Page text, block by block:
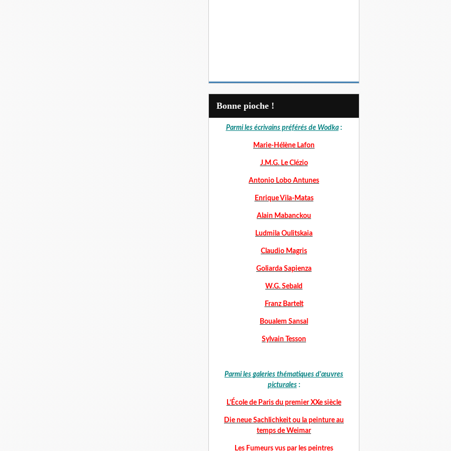
Bonne pioche !
Parmi les écrivains préférés de Wodka:
Marie-Hélène Lafon
J.M.G. Le Clézio
Antonio Lobo Antunes
Enrique Vila-Matas
Alain Mabanckou
Ludmila Oulitskaia
Claudio Magris
Goliarda Sapienza
W.G. Sebald
Franz Bartelt
Boualem Sansal
Sylvain Tesson
Parmi les galeries thématiques d'œuvres
picturales:
L’École de Paris du premier XXe siècle
Die neue Sachlichkeit ou la peinture au
temps de Weimar
Les Fumeurs vus par les peintres